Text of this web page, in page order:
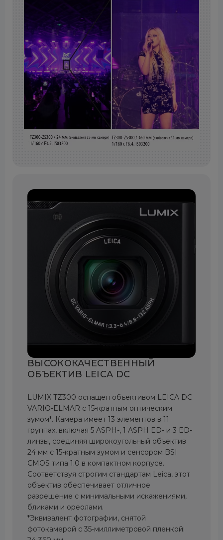
ВЫСОКОКАЧЕСТВЕННЫЙ
ОБЪЕКТИВ LEICA DC
LUMIX TZ300 оснащен объективом LEICA DC
VARIO-ELMAR с 15-кратным оптическим
зумом*. Камера имеет 13 элементов в 11
группах, включая 5 ASPH-, 1 ASPH ED- и 3 ED-
линзы, соединяя широкоугольный объектив
24 мм с 15-кратным зумом и сенсором BSI
CMOS типа 1.0 в компактном корпусе.
Соответствуя строгим стандартам Leica, этот
объектив обеспечивает отличное
разрешение с минимальными искажениями,
бликами и ореолами.
*Эквивалент фотографии, снятой
фотокамерой с 35-миллиметровой пленкой: